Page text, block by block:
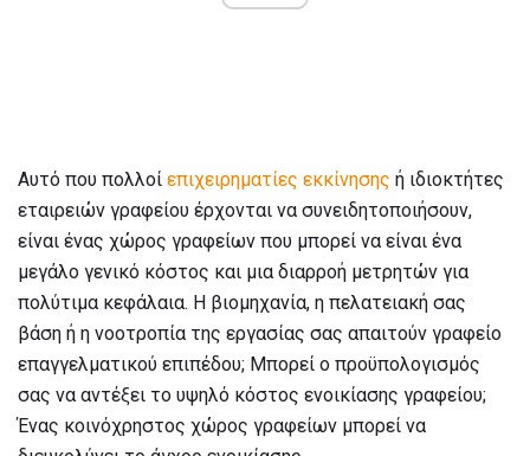
Αυτό που πολλοί επιχειρηματίες εκκίνησης ή ιδιοκτήτες
εταιρειών γραφείου έρχονται να συνειδητοποιήσουν,
είναι ένας χώρος γραφείων που μπορεί να είναι ένα
μεγάλο γενικό κόστος και μια διαρροή μετρητών για
πολύτιμα κεφάλαια. Η βιομηχανία, η πελατειακή σας
βάση ή η νοοτροπία της εργασίας σας απαιτούν γραφείο
επαγγελματικού επιπέδου; Μπορεί ο προϋπολογισμός
σας να αντέξει το υψηλό κόστος ενοικίασης γραφείου;
Ένας κοινόχρηστος χώρος γραφείων μπορεί να